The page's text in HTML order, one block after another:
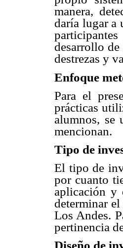
manera,
daría lugar a
desarrollo de
destrezas y
Enfoque
Para el
prácticas
alumnos, se
mencionan.
Tipo de
El tipo de
por cuanto
aplicación y
determinar
Los Andes.
pertinencia